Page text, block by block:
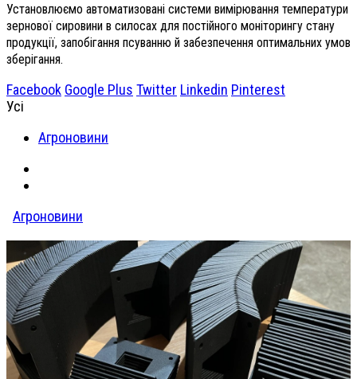
Установлюємо автоматизовані системи вимірювання температури
зернової сировини в силосах для постійного моніторингу стану
продукції, запобігання псуванню й забезпечення оптимальних умов
зберігання.
Facebook Google Plus Twitter Linkedin Pinterest
Усі
Агроновини
Агроновини